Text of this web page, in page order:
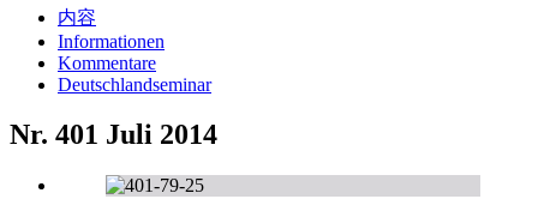
内容
Informationen
Kommentare
Deutschlandseminar
Nr. 401 Juli 2014